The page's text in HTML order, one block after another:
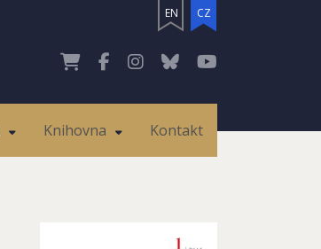
EN CZ
Knihovna Kontakt